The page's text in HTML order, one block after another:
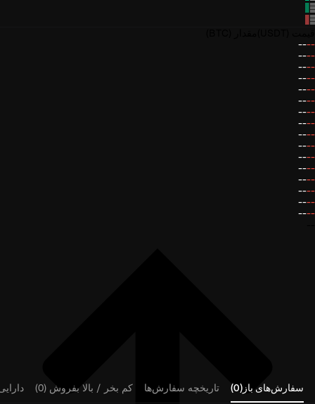
--
--
--
--
--
--
--
--
--
--
--
--
--
--
--
--
--
--
--
--
--
--
--
--
--
--
--
--
--
--
--
--
سفارش‌های باز(0) تاریخچه سفارش‌ها کم بخر / بالا بفروش (0)